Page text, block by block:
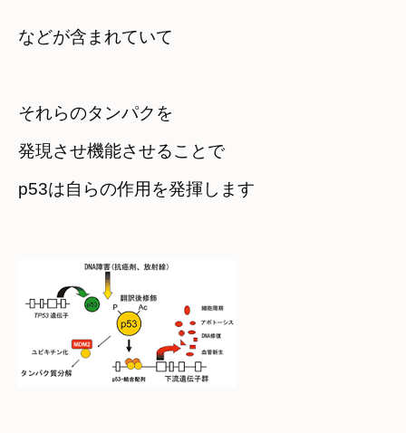
などが含まれていて
それらのタンパクを
発現させ機能させることで
p53は自らの作用を発揮します